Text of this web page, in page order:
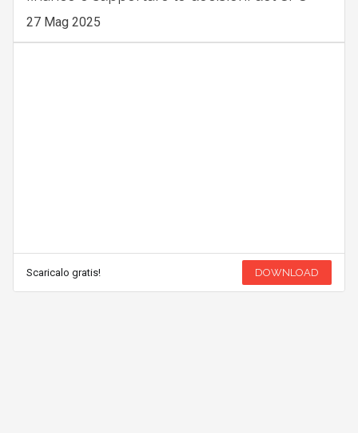
27 Mag 2025
Scaricalo gratis! DOWNLOAD